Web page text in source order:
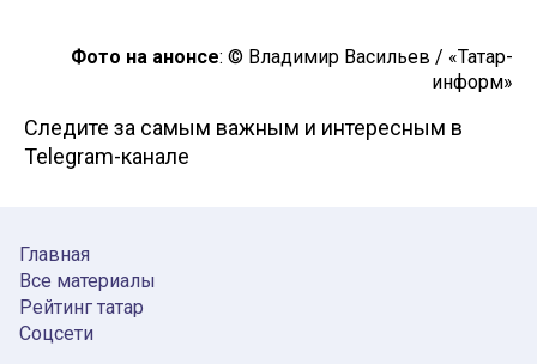
Фото на анонсе: © Владимир Васильев / «Татар-
информ»
Следите за самым важным и интересным в
Telegram-канале
Главная
Все материалы
Рейтинг татар
Соцсети